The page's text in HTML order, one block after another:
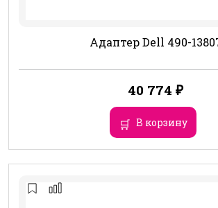
Адаптер Dell 490-
40 774 ₽
В корзину